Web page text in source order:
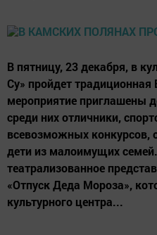
В пятницу, 23 декабря, в
Су» пройдет
мероприятие приглашены
среди них отличники,
всевозможных конкурсов,
дети из малоимущих
театрализованное
«Отпуск Деда Мороза»,
культурного центра...